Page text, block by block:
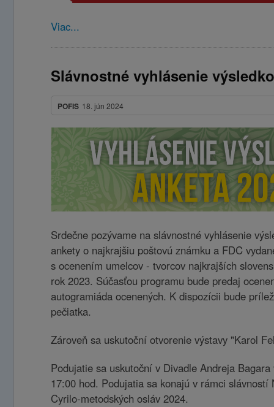
Viac...
Slávnostné vyhlásenie
POFIS 18. jún 2024
Srdečne pozývame na slávnostné vyhlásenie
ankety o najkrajšiu poštovú známku a FDC
s ocenením umelcov - tvorcov najkrajších
rok 2023. Súčasťou programu bude predaj
autogramiáda ocenených. K dispozícii bude
pečiatka.
Zároveň sa uskutoční otvorenie výstavy "Karol
Podujatie sa uskutoční v Divadle Andreja
17:00 hod. Podujatia sa konajú v rámci
Cyrilo-metodských osláv 2024.